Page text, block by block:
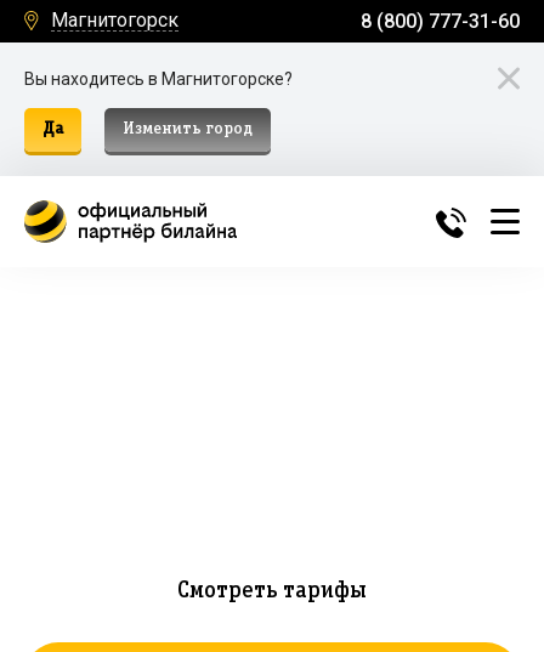
Магнитогорск 8 (800) 777-31-60
Вы находитесь в Магнитогорске?
Да Изменить город
Смотреть тарифы